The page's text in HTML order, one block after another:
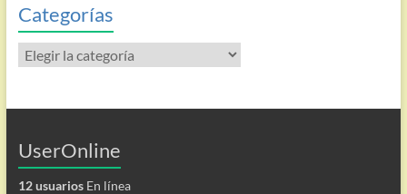
Categorías
Categorías
UserOnline
12 usuariosEn línea